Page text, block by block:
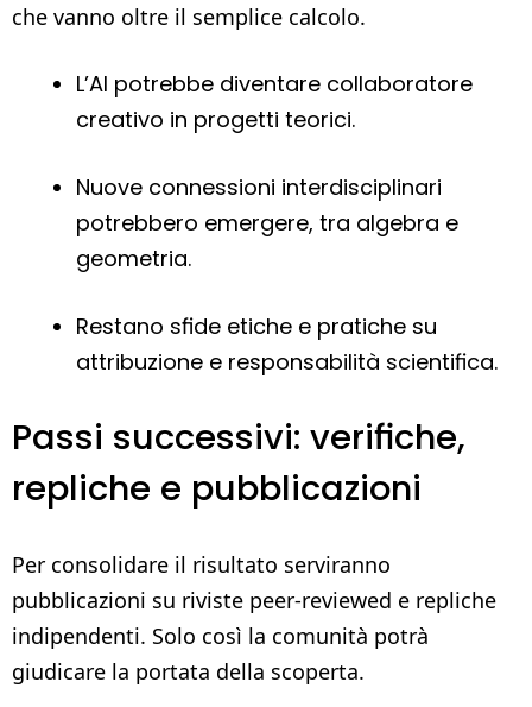
che vanno oltre il semplice calcolo.
L’AI potrebbe diventare collaboratore
creativo in progetti teorici.
Nuove connessioni interdisciplinari
potrebbero emergere, tra algebra e
geometria.
Restano sfide etiche e pratiche su
attribuzione e responsabilità scientifica.
Passi successivi: verifiche,
repliche e pubblicazioni
Per consolidare il risultato serviranno
pubblicazioni su riviste peer-reviewed e repliche
indipendenti. Solo così la comunità potrà
giudicare la portata della scoperta.